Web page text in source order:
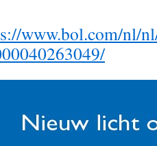
www.bol.com/nl/